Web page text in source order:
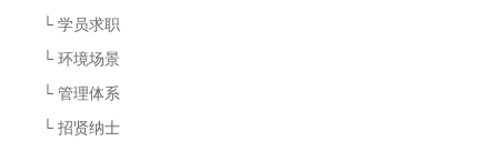
└ 学员求职
└ 环境场景
└ 管理体系
└ 招贤纳士